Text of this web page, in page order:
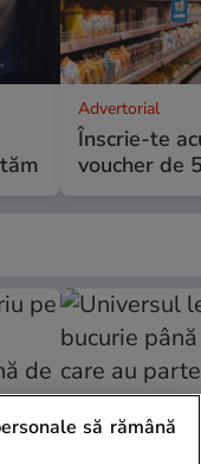
Advertorial
Înscrie-te
voucher de
să rămână